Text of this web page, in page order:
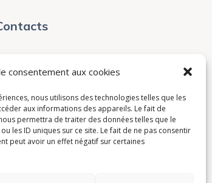
consentement aux cookies
nous utilisons des technologies telles que les
aux informations des appareils. Le fait de
permettra de traiter des données telles que le
les ID uniques sur ce site. Le fait de ne pas consentir
peut avoir un effet négatif sur certaines
Rue Auguste Bartholdi,
Carrières-sur-Seine
30 71 32 60